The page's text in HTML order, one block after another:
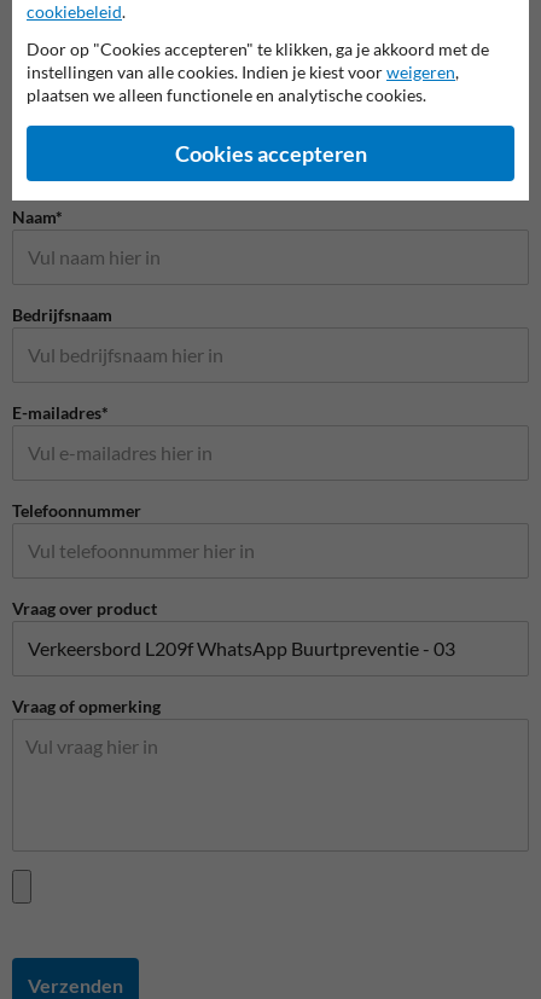
Stel je vraag aan Scheepvaartbord.nl
Naam*
Bedrijfsnaam
E-mailadres*
Telefoonnummer
Vraag over product
Vraag of opmerking
Verzenden
cookiebeleid.
Door op "Cookies accepteren" te klikken, ga je akkoord met de
instellingen van alle cookies. Indien je kiest voorweigeren,
plaatsen we alleen functionele en analytische cookies.
Cookies accepteren